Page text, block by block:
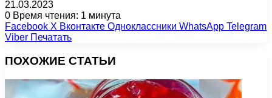
21.03.2023
0 Время чтения: 1 минута
Facebook X Вконтакте Одноклассники WhatsApp Telegram
Viber Печатать
ПОХОЖИЕ СТАТЬИ